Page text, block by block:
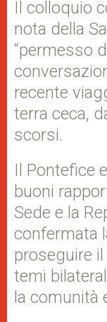
Il colloquio
nota della
“permesso
recente
terra ceca,
scorsi.
Il Pontefice
buoni
Sede e la
confermata
proseguire
temi
la comunità